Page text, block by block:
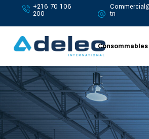
+216 70 106
200 tn
Consommables